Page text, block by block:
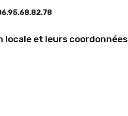
locale et leurs coordonnées